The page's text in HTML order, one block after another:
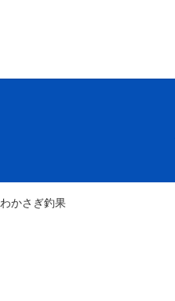
わかさぎ釣果